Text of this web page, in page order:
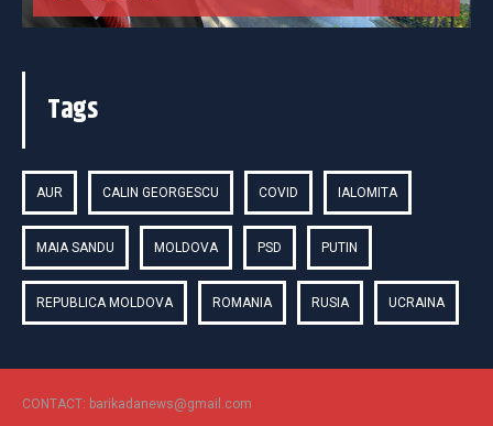
Tags
AUR CALIN GEORGESCU COVID IALOMITA
MAIA SANDU MOLDOVA PSD PUTIN
REPUBLICA MOLDOVA ROMANIA RUSIA UCRAINA
CONTACT: barikadanews@gmail.com